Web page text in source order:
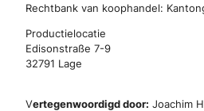
Rechtbank van koophandel:
Productielocatie
Edisonstraße 7-9
32791 Lage
Vertegenwoordigd door: Joachim